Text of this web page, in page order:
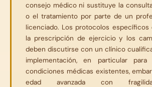
consejo médico ni sustituye la
o el tratamiento por parte de un
licenciado. Los protocolos específicos
la prescripción de ejercicio y los
deben discutirse con un clínico
implementación, en particular
condiciones médicas existentes,
edad avanzada con